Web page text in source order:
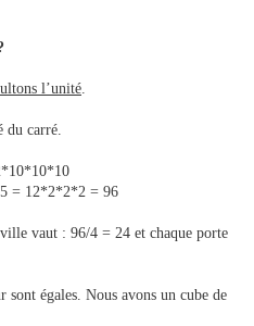
l’unité.
du carré.
= 12*2*2*2 = 96
vaut : 96/4 = 24 et chaque porte
égales. Nous avons un cube de